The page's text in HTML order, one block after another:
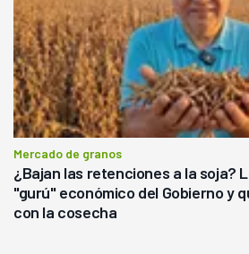
Mercado de granos
¿Bajan las retenciones a la soja?
"gurú" económico del Gobierno y
con la cosecha